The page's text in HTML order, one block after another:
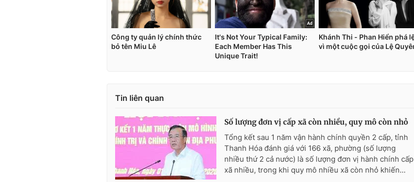
Tin liên quan
Số lượng đơn vị cấp xã còn nhiều, quy mô còn nhỏ
Tổng kết sau 1 năm vận hành chính quyền 2 cấp, tỉnh
Thanh Hóa đánh giá với 166 xã, phường (số lượng
nhiều thứ 2 cả nước) là số lượng đơn vị hành chính cấp
xã nhiều, trong khi quy mô nhiều xã còn nhỏ khiến...